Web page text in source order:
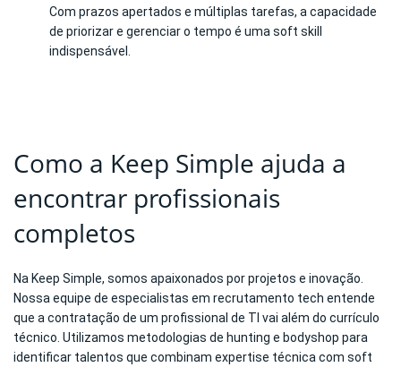
Com prazos apertados e múltiplas tarefas, a capacidade
de priorizar e gerenciar o tempo é uma soft skill
indispensável.
Como a Keep Simple ajuda a
encontrar profissionais
completos
Na Keep Simple, somos apaixonados por projetos e inovação.
Nossa equipe de especialistas em recrutamento tech entende
que a contratação de um profissional de TI vai além do currículo
técnico. Utilizamos metodologias de hunting e bodyshop para
identificar talentos que combinam expertise técnica com soft